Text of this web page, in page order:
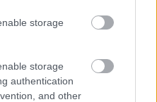
storage
storage
authentication
and other